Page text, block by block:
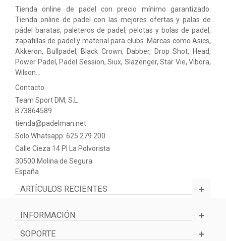
Tienda online de padel con precio mínimo garantizado.
Tienda online de padel con las mejores ofertas y palas de
pádel baratas, paleteros de padel, pelotas y bolas de padel,
zapatillas de padel y material para clubs. Marcas como Asics,
Akkeron, Bullpadel, Black Crown, Dabber, Drop Shot, Head,
Power Padel, Padel Session, Siux, Slazenger, Star Vie, Vibora,
Wilson…
Contacto
Team Sport DM, S.L
B73864589
tienda@padelman.net
Solo Whatsapp: 625 279 200
Calle Cieza 14 PI La Polvorista
30500 Molina de Segura
España
ARTÍCULOS RECIENTES
INFORMACIÓN
SOPORTE